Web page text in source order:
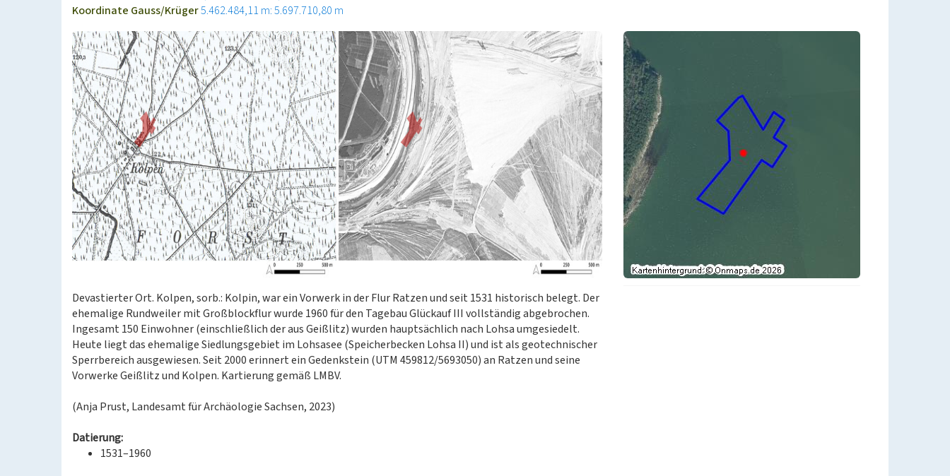
Koordinate Gauss/Krüger5.462.484,11 m: 5.697.710,80 m
Devastierter Ort. Kolpen, sorb.: Kolpin, war ein Vorwerk in der Flur Ratzen und seit 1531 historisch belegt. Der
ehemalige Rundweiler mit Großblockflur wurde 1960 für den Tagebau Glückauf III vollständig abgebrochen.
Ingesamt 150 Einwohner (einschließlich der aus Geißlitz) wurden hauptsächlich nach Lohsa umgesiedelt.
Heute liegt das ehemalige Siedlungsgebiet im Lohsasee (Speicherbecken Lohsa II) und ist als geotechnischer
Sperrbereich ausgewiesen. Seit 2000 erinnert ein Gedenkstein (UTM 459812/5693050) an Ratzen und seine
Vorwerke Geißlitz und Kolpen. Kartierung gemäß LMBV.
(Anja Prust, Landesamt für Archäologie Sachsen, 2023)
Datierung:
1531–1960